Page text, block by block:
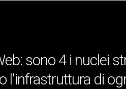
sono 4 i nuclei
l'infrastruttura di